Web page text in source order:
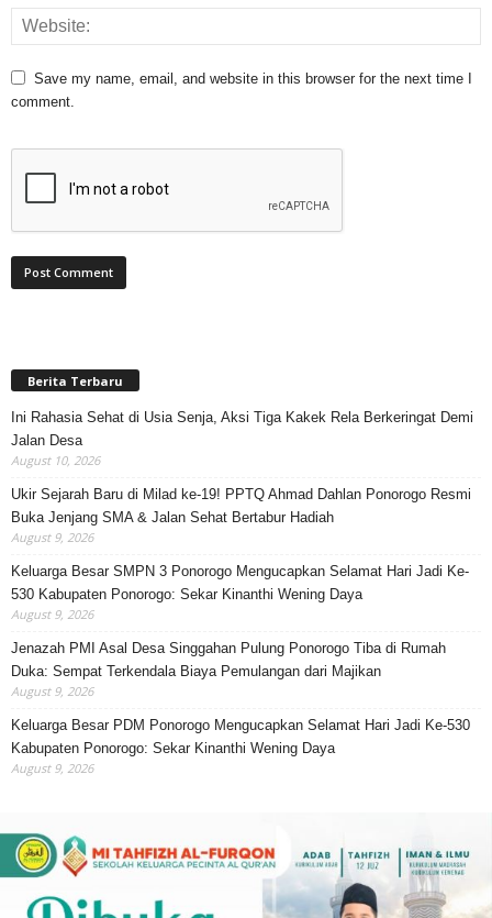
Save my name, email, and website in this browser for the next time I
comment.
Berita Terbaru
Ini Rahasia Sehat di Usia Senja, Aksi Tiga Kakek Rela Berkeringat Demi
Jalan Desa
August 10, 2026
Ukir Sejarah Baru di Milad ke-19! PPTQ Ahmad Dahlan Ponorogo Resmi
Buka Jenjang SMA & Jalan Sehat Bertabur Hadiah
August 9, 2026
Keluarga Besar SMPN 3 Ponorogo Mengucapkan Selamat Hari Jadi Ke-
530 Kabupaten Ponorogo: Sekar Kinanthi Wening Daya
August 9, 2026
Jenazah PMI Asal Desa Singgahan Pulung Ponorogo Tiba di Rumah
Duka: Sempat Terkendala Biaya Pemulangan dari Majikan
August 9, 2026
Keluarga Besar PDM Ponorogo Mengucapkan Selamat Hari Jadi Ke-530
Kabupaten Ponorogo: Sekar Kinanthi Wening Daya
August 9, 2026